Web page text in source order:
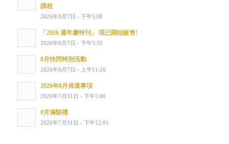
課程
2026年8月7日 - 下午5:00
「2026 週年慶特刊」 現已開始販售!
2026年8月7日 - 下午3:35
8月快閃特別活動
2026年8月7日 - 上午11:16
2026年8月佈達事項
2026年7月31日 - 下午5:00
8月滿額禮
2026年7月31日 - 下午12:01